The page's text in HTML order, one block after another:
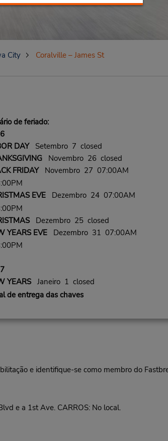
City Coralville – James St
de feriado:
DAYSetembro 7 closed
Novembro 26 closed
FRIDAYNovembro 27 07:00AM
EVEDezembro 24 07:00AM
Dezembro 25 closed
YEARS EVEDezembro 31 07:00AM
YEARSJaneiro 1 closed
de entrega das chaves
e identifique-se como membro do
e a 1st Ave. CARROS: No local.